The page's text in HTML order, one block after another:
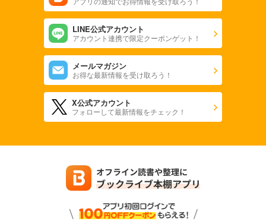
LINE公式アカウント
アカウント連携で限定クーポンゲット！
メールマガジン
お得な最新情報を受け取ろう！
X公式アカウント
フォローして最新情報をチェック！